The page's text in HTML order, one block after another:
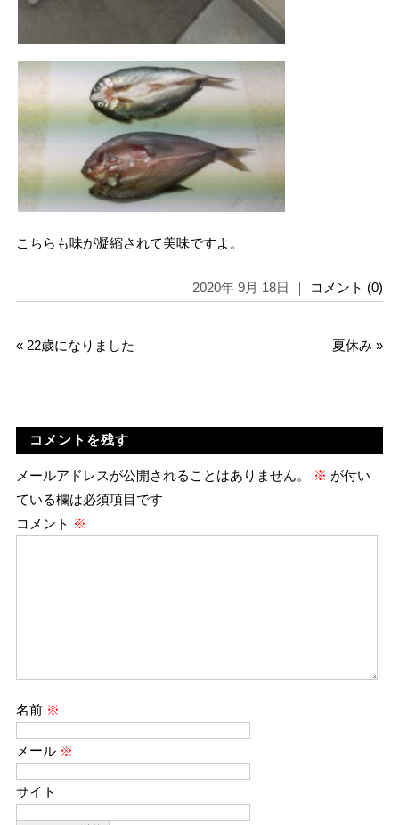
こちらも味が凝縮されて美味ですよ。
2020年 9月 18日 ｜ コメント (0)
« 22歳になりました 夏休み »
コメントを残す
メールアドレスが公開されることはありません。 ※ が付い
ている欄は必須項目です
コメント ※
名前 ※
メール ※
サイト